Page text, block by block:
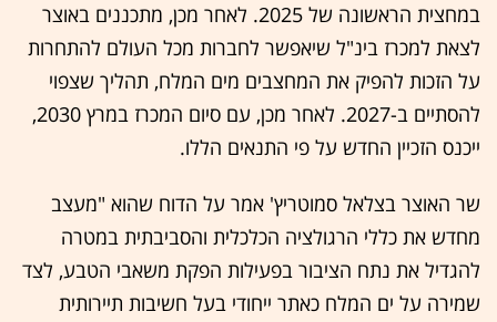
במחצית הראשונה של 2025. לאחר מכן, מתכננים באוצר
לצאת למכרז בינ"ל שיאפשר לחברות מכל העולם להתחרות
על הזכות להפיק את המחצבים מים המלח, תהליך שצפוי
להסתיים ב-2027. לאחר מכן, עם סיום המכרז במרץ 2030,
ייכנס הזכיין החדש על פי התנאים הללו.
שר האוצר בצלאל סמוטריץ' אמר על הדוח שהוא "מעצב
מחדש את כללי הרגולציה הכלכלית והסביבתית במטרה
להגדיל את נתח הציבור בפעילות הפקת משאבי הטבע, לצד
שמירה על ים המלח כאתר ייחודי בעל חשיבות תיירותית